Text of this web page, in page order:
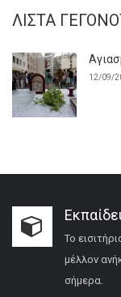
ΛΊΣΤΑ
12/09/
Το
μέλλον
σήμερα.